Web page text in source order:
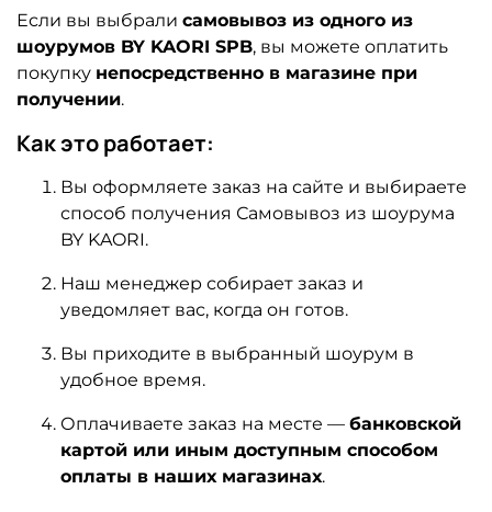
Если вы выбрали самовывоз из одного из
шоурумов BY KAORI SPB, вы можете оплатить
покупку непосредственно в магазине при
получении.
Как это работает:
Вы оформляете заказ на сайте и выбираете
способ получения Самовывоз из шоурума
BY KAORI.
Наш менеджер собирает заказ и
уведомляет вас, когда он готов.
Вы приходите в выбранный шоурум в
удобное время.
Оплачиваете заказ на месте — банковской
картой или иным доступным способом
оплаты в наших магазинах.